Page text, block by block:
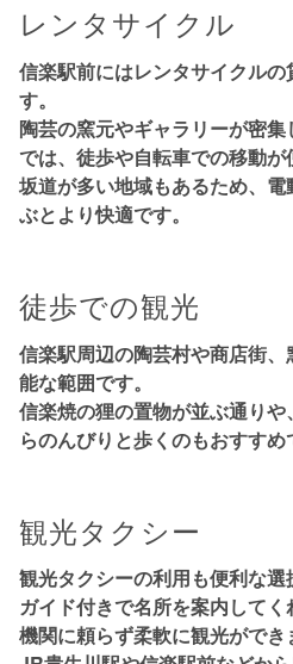
レンタサイクル
信楽駅前にはレンタサイクル
す。
陶芸の窯元やギャラリーが密
では、徒歩や自転車での移動が
坂道が多い地域もあるため、 電
ぶとより快適です。
徒歩での観光
信楽駅周辺の陶芸村や商店街
能な範囲です。
信楽焼の狸の置物が並ぶ通り
らのんびりと歩くのもおすすめ
観光タクシー
観光タクシーの利用も便利な選
ガイド付きで名所を案内して
機関に頼らず柔軟に観光ができ